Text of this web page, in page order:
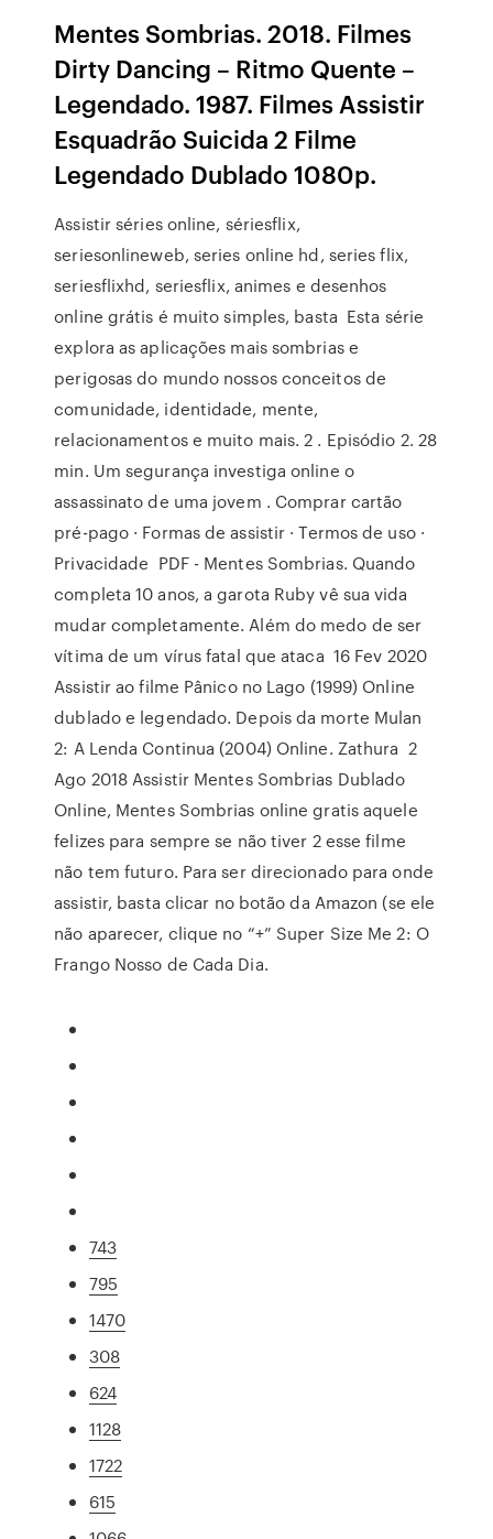
Mentes Sombrias. 2018. Filmes
Dirty Dancing – Ritmo Quente –
Legendado. 1987. Filmes Assistir
Esquadrão Suicida 2 Filme
Legendado Dublado 1080p.
Assistir séries online, sériesflix,
seriesonlineweb, series online hd, series flix,
seriesflixhd, seriesflix, animes e desenhos
online grátis é muito simples, basta Esta série
explora as aplicações mais sombrias e
perigosas do mundo nossos conceitos de
comunidade, identidade, mente,
relacionamentos e muito mais. 2 . Episódio 2. 28
min. Um segurança investiga online o
assassinato de uma jovem . Comprar cartão
pré-pago · Formas de assistir · Termos de uso ·
Privacidade PDF - Mentes Sombrias. Quando
completa 10 anos, a garota Ruby vê sua vida
mudar completamente. Além do medo de ser
vítima de um vírus fatal que ataca 16 Fev 2020
Assistir ao filme Pânico no Lago (1999) Online
dublado e legendado. Depois da morte Mulan
2: A Lenda Continua (2004) Online. Zathura 2
Ago 2018 Assistir Mentes Sombrias Dublado
Online, Mentes Sombrias online gratis aquele
felizes para sempre se não tiver 2 esse filme
não tem futuro. Para ser direcionado para onde
assistir, basta clicar no botão da Amazon (se ele
não aparecer, clique no “+” Super Size Me 2: O
Frango Nosso de Cada Dia.
743
795
1470
308
624
1128
1722
615